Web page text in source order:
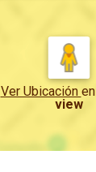
Ver Ubicación en
view